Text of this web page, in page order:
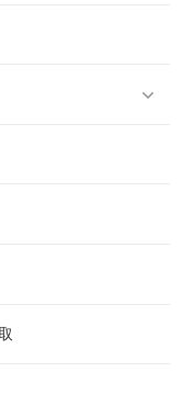
く売るには
は